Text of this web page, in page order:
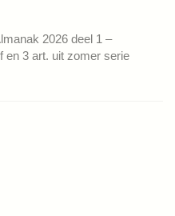
2026 deel 1 –
en 3 art. uit zomer serie